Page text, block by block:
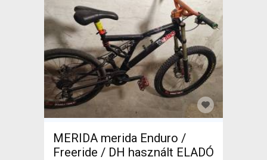
MERIDA merida Enduro /
Freeride / DH használt ELADÓ